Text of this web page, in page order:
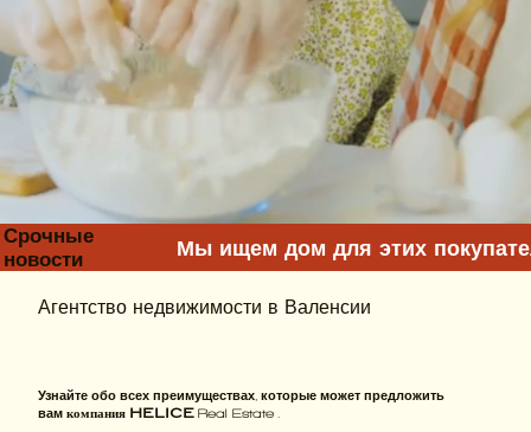
Мы ищем дом для этих
Срочные
новости
Агентство недвижимости в Валенсии
Узнайте обо всех преимуществах, которые может предложить
вам компания HELICE Real Estate.